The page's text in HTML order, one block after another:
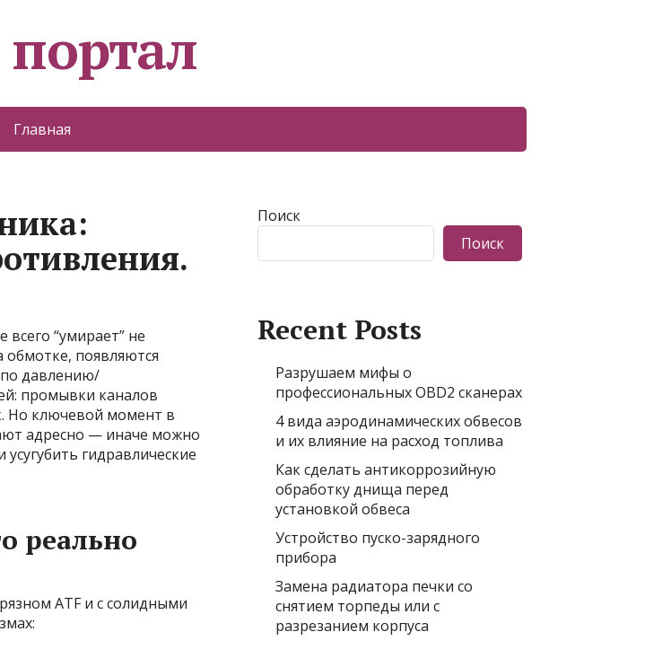
Главная
“умирает” не
обмотке, появляются
давлению/
промывки каналов
Но ключевой момент в
адресно — иначе можно
гидравлические
реально
ATF и с солидными
Поиск
Поиск
Recent Posts
Разрушаем мифы о
профессиональных OBD2 сканерах
4 вида аэродинамических обвесов
и их влияние на расход топлива
Как сделать антикоррозийную
обработку днища перед
установкой обвеса
Устройство пуско-зарядного
прибора
Замена радиатора печки со
снятием торпеды или с
разрезанием корпуса